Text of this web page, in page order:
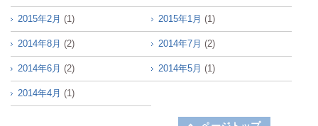
2015年2月 (1) 2015年1月 (1)
2014年8月 (2) 2014年7月 (2)
2014年6月 (2) 2014年5月 (1)
2014年4月 (1)